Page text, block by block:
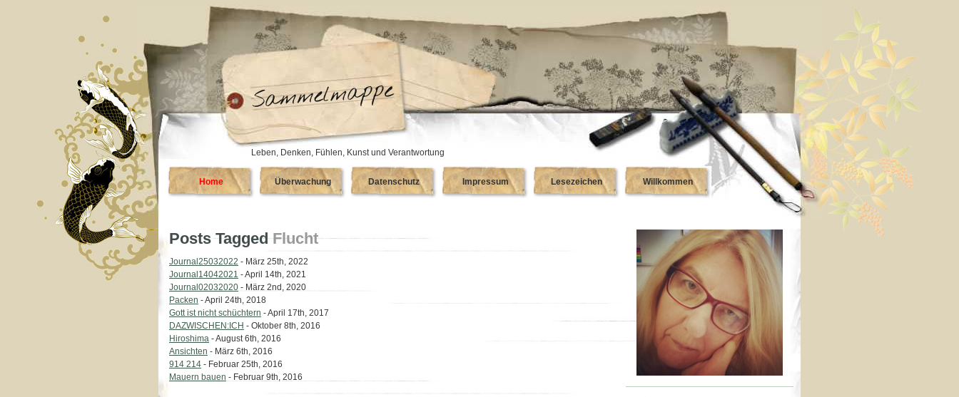
Leben, Denken, Fühlen, Kunst und Verantwortung
Home Überwachung Datenschutz Impressum Lesezeichen Willkommen
Posts Tagged Flucht
Journal25032022 - März 25th, 2022
Journal14042021 - April 14th, 2021
Journal02032020 - März 2nd, 2020
Packen - April 24th, 2018
Gott ist nicht schüchtern - April 17th, 2017
DAZWISCHEN:ICH - Oktober 8th, 2016
Hiroshima - August 6th, 2016
Ansichten - März 6th, 2016
914 214 - Februar 25th, 2016
Mauern bauen - Februar 9th, 2016